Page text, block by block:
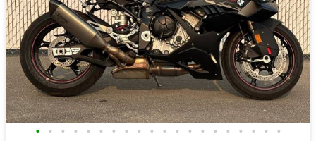
• • • • • • • • • • • • • • • • • • • •